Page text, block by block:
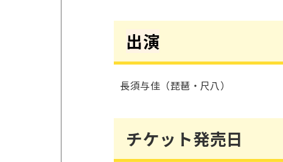
出演
長須与佳（琵琶・尺八）
チケット発売日